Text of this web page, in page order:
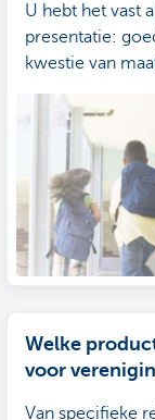
U hebt het vast
presentatie:
kwestie van
Welke
voor
Van specifieke